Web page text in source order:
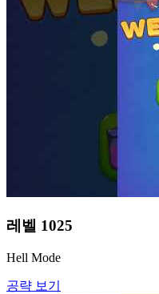
레벨 1025
Hell Mode
공략 보기